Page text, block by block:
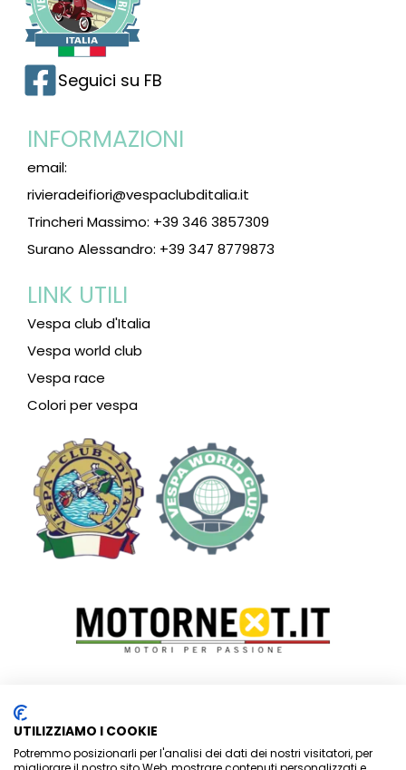
Seguici su FB
INFORMAZIONI
email:
rivieradeifiori@vespaclubditalia.it
Trincheri Massimo: +39 346 3857309
Surano Alessandro: +39 347 8779873
LINK UTILI
Vespa club d'Italia
Vespa world club
Vespa race
Colori per vespa
Vespa Club Riviera dei Fiori – SEDE LEGALE:
– 18012 BORDIGHERA (IM)–
UTILIZZIAMO I COOKIE
Potremmo posizionarli per l'analisi dei dati dei nostri visitatori, per